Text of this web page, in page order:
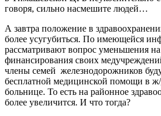
говоря, сильно насмешите людей…
А завтра положение в
более усугубиться. По имеющейся
рассматривают вопрос уменьшения
финансирования своих
члены семей железнодорожников
бесплатной медицинской помощи в
больнице. То есть на районное
более увеличится. И что тогда?